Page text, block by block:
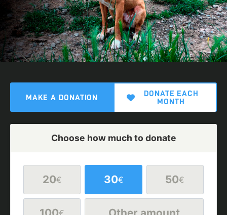
MAKE A DONATION
DONATE EACH
MONTH
Choose how much to donate
20€ 30€ 50€
€